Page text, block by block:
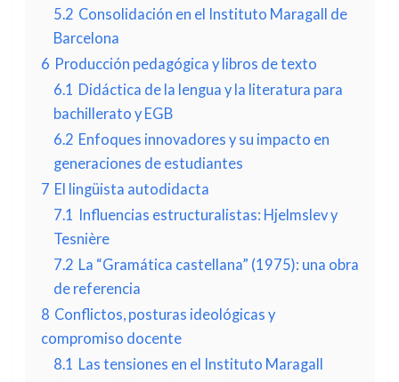
5.2 Consolidación en el Instituto Maragall de
Barcelona
6 Producción pedagógica y libros de texto
6.1 Didáctica de la lengua y la literatura para
bachillerato y EGB
6.2 Enfoques innovadores y su impacto en
generaciones de estudiantes
7 El lingüista autodidacta
7.1 Influencias estructuralistas: Hjelmslev y
Tesnière
7.2 La “Gramática castellana” (1975): una obra
de referencia
8 Conflictos, posturas ideológicas y
compromiso docente
8.1 Las tensiones en el Instituto Maragall